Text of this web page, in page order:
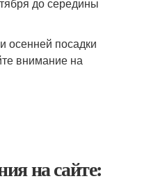
посадки
внимание на
на сайте: